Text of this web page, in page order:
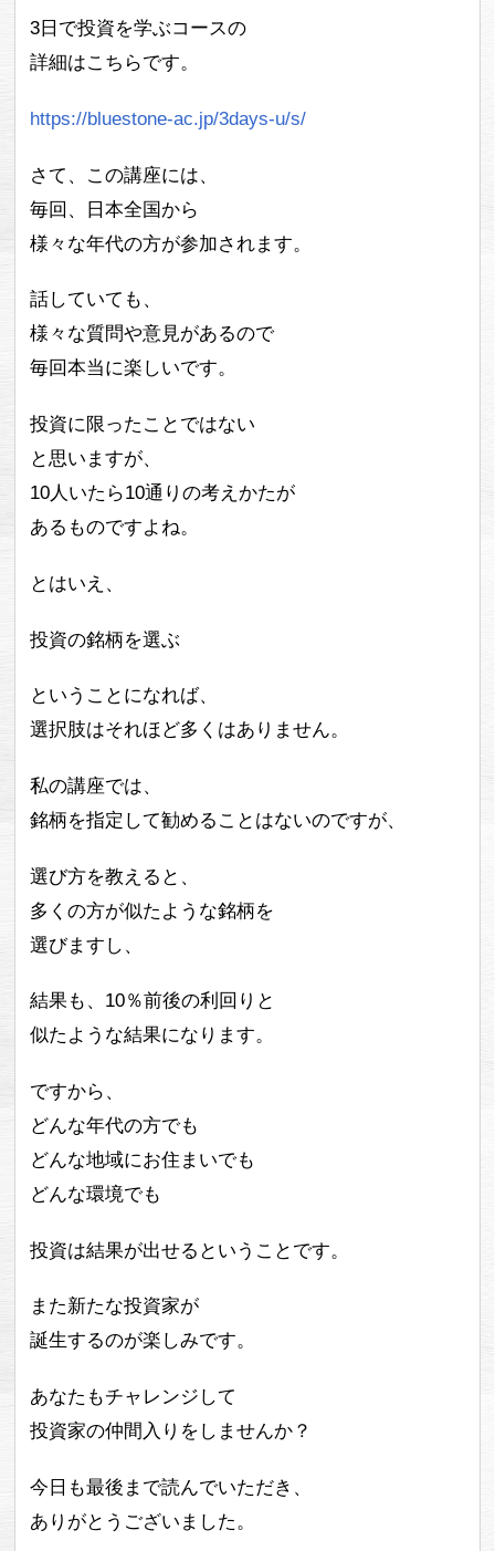
3日で投資を学ぶコースの
詳細はこちらです。
https://bluestone-ac.jp/3days-u/s/
さて、この講座には、
毎回、日本全国から
様々な年代の方が参加されます。
話していても、
様々な質問や意見があるので
毎回本当に楽しいです。
投資に限ったことではない
と思いますが、
10人いたら10通りの考えかたが
あるものですよね。
とはいえ、
投資の銘柄を選ぶ
ということになれば、
選択肢はそれほど多くはありません。
私の講座では、
銘柄を指定して勧めることはないのですが、
選び方を教えると、
多くの方が似たような銘柄を
選びますし、
結果も、10％前後の利回りと
似たような結果になります。
ですから、
どんな年代の方でも
どんな地域にお住まいでも
どんな環境でも
投資は結果が出せるということです。
また新たな投資家が
誕生するのが楽しみです。
あなたもチャレンジして
投資家の仲間入りをしませんか？
今日も最後まで読んでいただき、
ありがとうございました。